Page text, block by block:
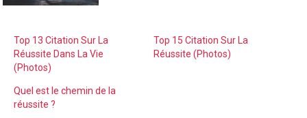
Top 13 Citation Sur La
Réussite Dans La Vie
(Photos)
Top 15 Citation Sur La
Réussite (Photos)
Quel est le chemin de la
réussite ?